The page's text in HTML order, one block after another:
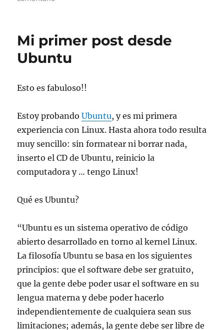
para
bloggers
Mi primer post desde
Ubuntu
Esto es fabuloso!!
Estoy probandoUbuntu, y es mi primera
experiencia con Linux. Hasta ahora todo resulta
muy sencillo: sin formatear ni borrar nada,
inserto el CD de Ubuntu, reinicio la
computadora y … tengo Linux!
Qué es Ubuntu?
“Ubuntu es un sistema operativo de código
abierto desarrollado en torno al kernel Linux.
La filosofía Ubuntu se basa en los siguientes
principios: que el software debe ser gratuito,
que la gente debe poder usar el software en su
lengua materna y debe poder hacerlo
independientemente de cualquiera sean sus
limitaciones; además, la gente debe ser libre de